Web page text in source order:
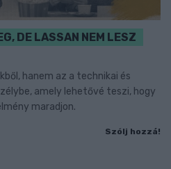
DE LASSAN NEM LESZ
hanem az a technikai és
amely lehetővé teszi, hogy
maradjon.
Szólj hozzá!